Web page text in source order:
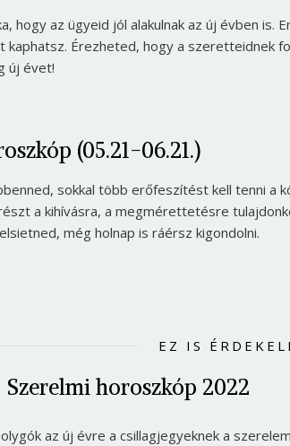
hogy az ügyeid jól alakulnak az új évben is.
Érezheted, hogy a szeretteidnek
új évet!
(05.21-06.21.)
sokkal több erőfeszítést kell tenni a
a kihívásra, a megmérettetésre
még holnap is ráérsz kigondolni.
EZ IS
Szerelmi horoszkóp 2022
az új évre a csillagjegyeknek a